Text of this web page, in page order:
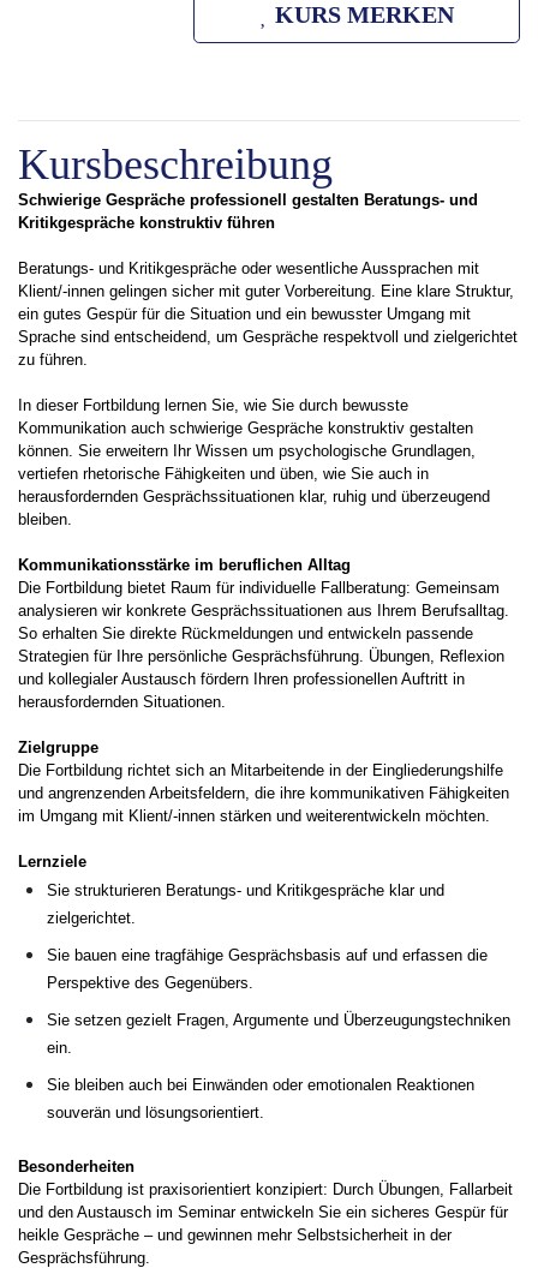
KURS MERKEN
Kursbeschreibung
Schwierige Gespräche professionell gestalten Beratungs- und
Kritikgespräche konstruktiv führen
Beratungs- und Kritikgespräche oder wesentliche Aussprachen mit
Klient/-innen gelingen sicher mit guter Vorbereitung. Eine klare Struktur,
ein gutes Gespür für die Situation und ein bewusster Umgang mit
Sprache sind entscheidend, um Gespräche respektvoll und zielgerichtet
zu führen.
In dieser Fortbildung lernen Sie, wie Sie durch bewusste
Kommunikation auch schwierige Gespräche konstruktiv gestalten
können. Sie erweitern Ihr Wissen um psychologische Grundlagen,
vertiefen rhetorische Fähigkeiten und üben, wie Sie auch in
herausfordernden Gesprächssituationen klar, ruhig und überzeugend
bleiben.
Kommunikationsstärke im beruflichen Alltag
Die Fortbildung bietet Raum für individuelle Fallberatung: Gemeinsam
analysieren wir konkrete Gesprächssituationen aus Ihrem Berufsalltag.
So erhalten Sie direkte Rückmeldungen und entwickeln passende
Strategien für Ihre persönliche Gesprächsführung. Übungen, Reflexion
und kollegialer Austausch fördern Ihren professionellen Auftritt in
herausfordernden Situationen.
Zielgruppe
Die Fortbildung richtet sich an Mitarbeitende in der Eingliederungshilfe
und angrenzenden Arbeitsfeldern, die ihre kommunikativen Fähigkeiten
im Umgang mit Klient/-innen stärken und weiterentwickeln möchten.
Lernziele
Sie strukturieren Beratungs- und Kritikgespräche klar und
zielgerichtet.
Sie bauen eine tragfähige Gesprächsbasis auf und erfassen die
Perspektive des Gegenübers.
Sie setzen gezielt Fragen, Argumente und Überzeugungstechniken
ein.
Sie bleiben auch bei Einwänden oder emotionalen Reaktionen
souverän und lösungsorientiert.
Besonderheiten
Die Fortbildung ist praxisorientiert konzipiert: Durch Übungen, Fallarbeit
und den Austausch im Seminar entwickeln Sie ein sicheres Gespür für
heikle Gespräche – und gewinnen mehr Selbstsicherheit in der
Gesprächsführung.